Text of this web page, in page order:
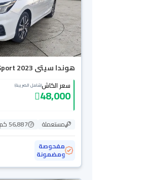
هوندا سيتى LX Sport 2023
سعر الكاش(شامل الضريبة)
48,000
مستعملة
56,887 كم
مفحوصة
ومضمونة